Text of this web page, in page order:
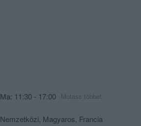
Ma: 11:30 - 17:00 Mutass többet
Nemzetközi, Magyaros, Francia